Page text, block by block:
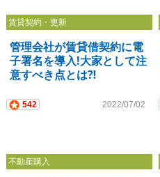
賃貸契約・更新
管理会社が賃貸借契約に電
子署名を導入!大家として注
意すべき点とは⁈
542 2022/07/02
不動産購入